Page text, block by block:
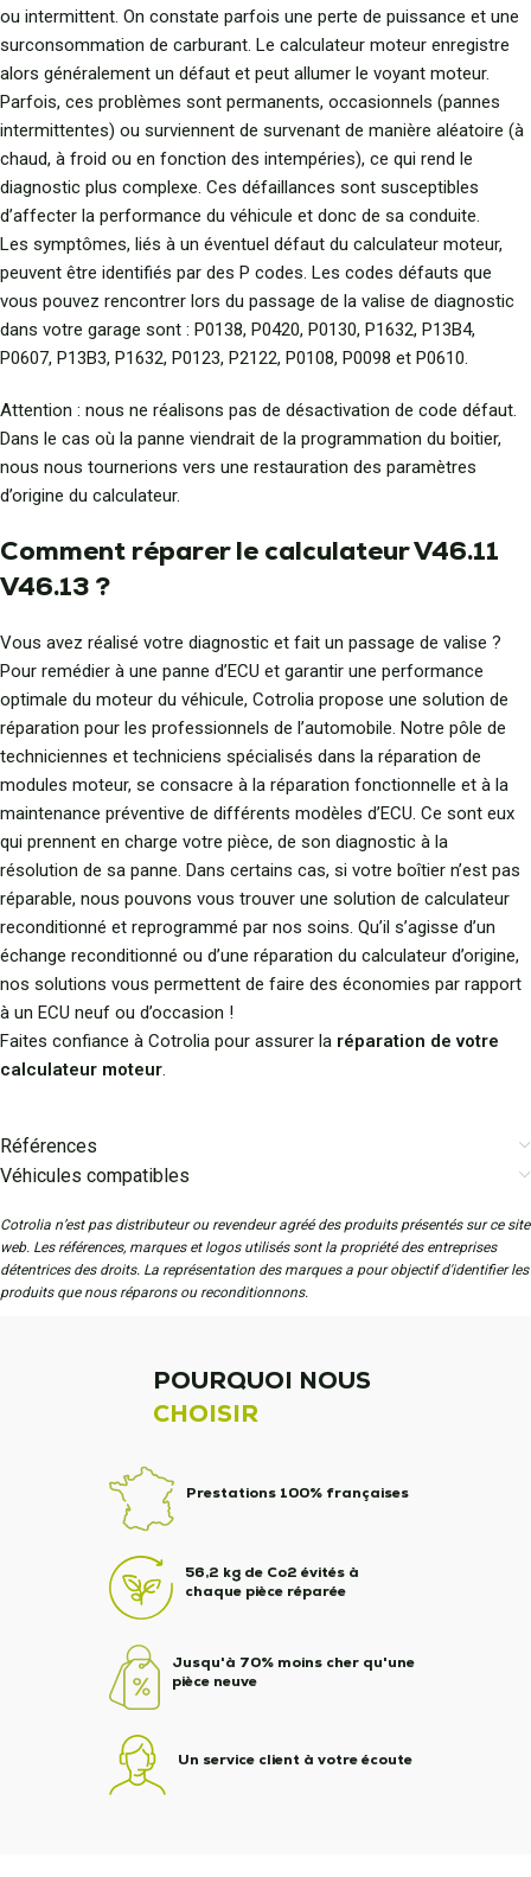
ou intermittent. On constate parfois une perte de puissance et une
surconsommation de carburant. Le calculateur moteur enregistre
alors généralement un défaut et peut allumer le voyant moteur.
Parfois, ces problèmes sont permanents, occasionnels (pannes
intermittentes) ou surviennent de survenant de manière aléatoire (à
chaud, à froid ou en fonction des intempéries), ce qui rend le
diagnostic plus complexe. Ces défaillances sont susceptibles
d’affecter la performance du véhicule et donc de sa conduite.
Les symptômes, liés à un éventuel défaut du calculateur moteur,
peuvent être identifiés par des P codes. Les codes défauts que
vous pouvez rencontrer lors du passage de la valise de diagnostic
dans votre garage sont : P0138, P0420, P0130, P1632, P13B4,
P0607, P13B3, P1632, P0123, P2122, P0108, P0098 et P0610.
Attention : nous ne réalisons pas de désactivation de code défaut.
Dans le cas où la panne viendrait de la programmation du boitier,
nous nous tournerions vers une restauration des paramètres
d’origine du calculateur.
Comment réparer le calculateur V46.11
V46.13 ?
Vous avez réalisé votre diagnostic et fait un passage de valise ?
Pour remédier à une panne d’ECU et garantir une performance
optimale du moteur du véhicule, Cotrolia propose une solution de
réparation pour les professionnels de l’automobile. Notre pôle de
techniciennes et techniciens spécialisés dans la réparation de
modules moteur, se consacre à la réparation fonctionnelle et à la
maintenance préventive de différents modèles d’ECU. Ce sont eux
qui prennent en charge votre pièce, de son diagnostic à la
résolution de sa panne. Dans certains cas, si votre boîtier n’est pas
réparable, nous pouvons vous trouver une solution de calculateur
reconditionné et reprogrammé par nos soins. Qu’il s’agisse d’un
échange reconditionné ou d’une réparation du calculateur d’origine,
nos solutions vous permettent de faire des économies par rapport
à un ECU neuf ou d’occasion !
Faites confiance à Cotrolia pour assurer la réparation de votre
calculateur moteur.
Références
Véhicules compatibles
Cotrolia n’est pas distributeur ou revendeur agréé des produits présentés sur ce site
web. Les références, marques et logos utilisés sont la propriété des entreprises
détentrices des droits. La représentation des marques a pour objectif d'identifier les
produits que nous réparons ou reconditionnons.
POURQUOI NOUS
CHOISIR
Prestations 100% françaises
56,2 kg de Co2 évités à
chaque pièce réparée
Jusqu'à 70% moins cher qu'une
pièce neuve
Un service client à votre écoute